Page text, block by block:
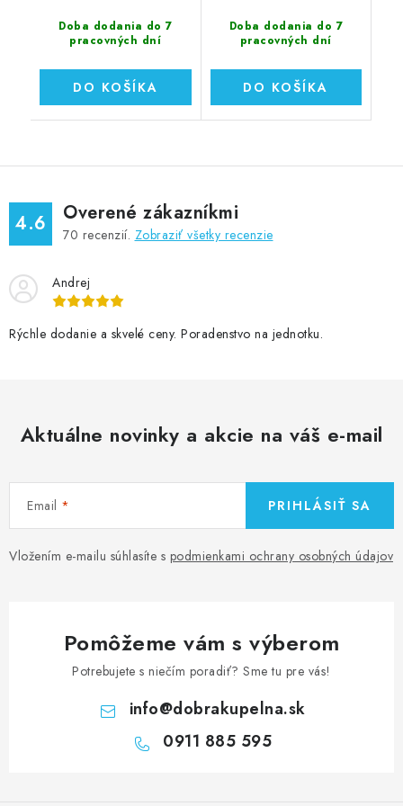
Doba dodania do 7
pracovných dní
DO KOŠÍKA
Doba dodania do 7
pracovných dní
DO KOŠÍKA
4.6 Overené zákazníkmi
70 recenzií. Zobraziť všetky recenzie
Andrej
Rýchle dodanie a skvelé ceny. Poradenstvo na jednotku.
Aktuálne novinky a akcie na váš e-mail
Email
Vložením e-mailu súhlasíte s podmienkami ochrany osobných údajov
PRIHLÁSIŤ SA
Pomôžeme vám s výberom
Potrebujete s niečím poradiť? Sme tu pre vás!
info@dobrakupelna.sk
0911 885 595